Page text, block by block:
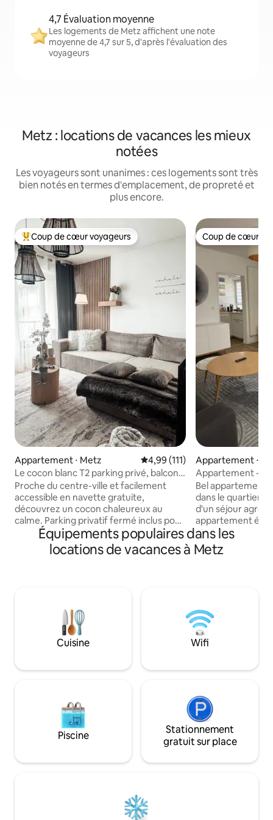
4,7 Évaluation moyenne
Les logements de Metz affichent une note
moyenne de 4,7 sur 5, d'après l'évaluation des
voyageurs
Metz : locations de vacances les mieux
notées
Les voyageurs sont unanimes : ces logements sont très
bien notés en termes d'emplacement, de propreté et
plus encore.
Coups de cœur voyageurs les plus appréciés
Coup de cœur voyageurs
Appartement ⋅ Metz Évaluation moyenne sur la
4,99 (111)
Le cocon blanc T2 parking privé, balcon,
Metz gare
Proche du centre-ville et facilement
accessible en navette gratuite,
découvrez un cocon chaleureux au
calme. Parking privatif fermé inclus pour
une arrivée en toute sérénité, petit
balcon pour vos moments de détente.
Ambiance douce et cosy, literie
mn de la gare,Pompidou,centre de
rooftop ▪️Arènes de Metz 8 mn
Coup de cœur
Coup de cœur
Appartement ⋅
Appartement -
parking
Bel appartement
dans le quartier
d'un séjour
appartement
qualité. L'appartement dispose d'un
parking privée
Idéalement situé
pieds du centre
profiter de notre
Paris TGV.
Équipements populaires dans les
locations de vacances à Metz
Cuisine Wifi
Piscine
Stationnement
gratuit sur place